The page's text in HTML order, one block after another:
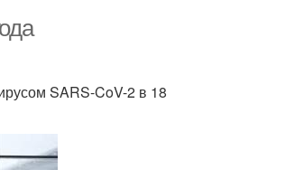
SARS-CoV-2 в 18